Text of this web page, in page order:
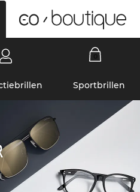
Sportbrillen